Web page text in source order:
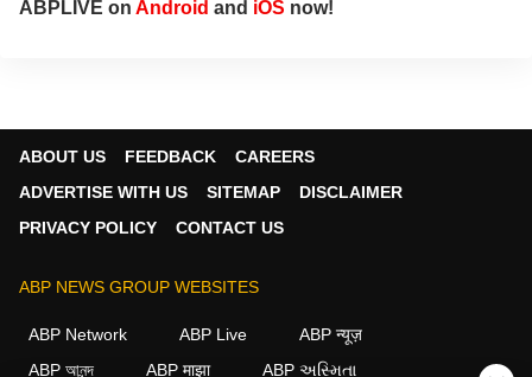
ABPLIVE on Android and iOS now!
ABOUT US FEEDBACK
CAREERS
ADVERTISE WITH US
SITEMAP
DISCLAIMER
PRIVACY POLICY
CONTACT US
ABP NEWS GROUP WEBSITES
ABP Network ABP Live
ABP न्यूज़
ABP আনন্দ
ABP माझा ABP અસ્મિતા